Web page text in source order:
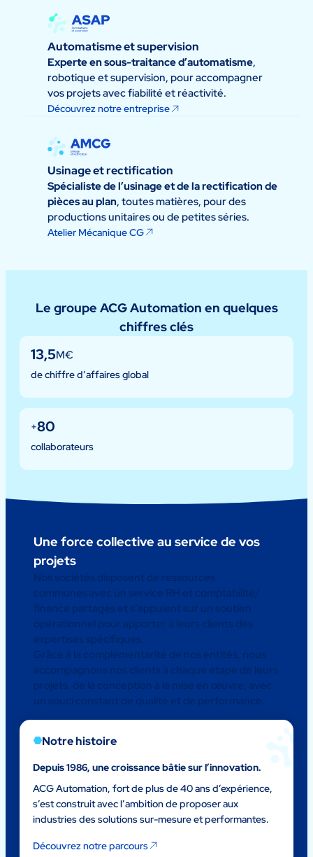
Automatisme et supervision
Experte en sous-traitance d’automatisme,
robotique et supervision, pour accompagner
vos projets avec fiabilité et réactivité.
Découvrez notre entreprise
Usinage et rectification
Spécialiste de l’usinage et de la rectification de
pièces au plan, toutes matières, pour des
productions unitaires ou de petites séries.
Atelier Mécanique CG
Le groupe ACG Automation en quelques
chiffres clés
13,5M€
de chiffre d’affaires global
+80
collaborateurs
Une force collective au service de vos
projets
Nos sociétés disposent de ressources
communes avec un service RH et comptabilité/
finance partagés et s’appuient sur un soutien
opérationnel pour apporter à leurs clients des
expertises spécifiques.
Grâce à la complémentarité de nos entités, nous
accompagnons nos clients à chaque étape de leurs
projets, de la conception à la mise en œuvre, avec
un souci constant de qualité et de performance.
Notre histoire
Depuis 1986, une croissance bâtie sur l’innovation.
ACG Automation, fort de plus de 40 ans d’expérience,
s’est construit avec l’ambition de proposer aux
industries des solutions sur-mesure et performantes.
Découvrez notre parcours